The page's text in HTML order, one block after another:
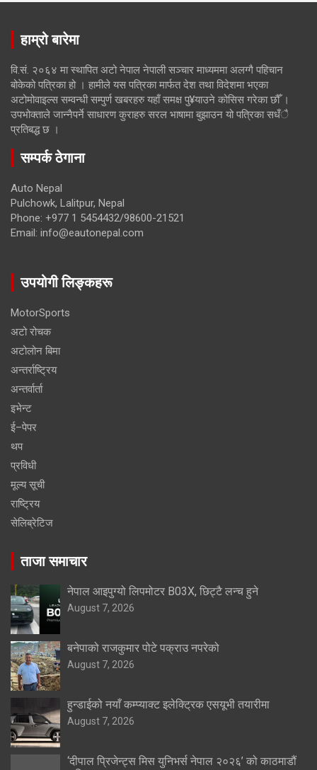
हाम्रो बारेमा
वि.सं. २०६४ मा स्थापित अटो नेपाल नेपाली सञ्चार माध्यममा अलग्गै पहिचान
बोकेको पत्रिका हो । हामीले यस पत्रिका मार्फत देश तथा विदेशमा भएका
अटोमोवाइल्स सम्वन्धी सम्पुर्ण खबरहरु यहाँ समक्ष पु¥याउने कोसिस गरेका छौँ ।
उपभोक्ताले जान्नैपर्ने साधारण कुराहरु सरल भाषामा बुझाउन यो पत्रिका सधँै
प्रतिबद्ध छ ।
सम्पर्क ठेगाना
Auto Nepal
Pulchowk, Lalitpur, Nepal
Phone: +977 1 5454432/98600-21521
Email: info@eautonepal.com
उपयोगी लिङ्कहरू
MotorSports
अटो रोचक
अटोलोन बिमा
अन्तर्राष्ट्रिय
अन्तर्वार्ता
इभेन्ट
ई–पेपर
थप
प्रविधी
मूल्य सूची
राष्ट्रिय
सेलिब्रेटिज
ताजा समाचार
नेपाल आइपुग्यो लिपमोटर B03X, छिट्टै लन्च हुने
August 7, 2026
बनेपाको राजकुमार पोटे पक्राउ नपरेको
August 7, 2026
हुन्डाईको नयाँ कम्प्याक्ट इलेक्ट्रिक एसयूभी तयारीमा
August 7, 2026
‘दीपाल प्रिजेन्ट्स मिस युनिभर्स नेपाल २०२६’ को काठमाडौं